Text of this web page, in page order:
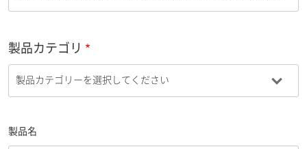
製品カテゴリ
製品名